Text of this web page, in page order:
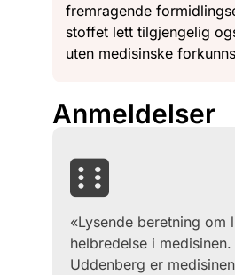
fremragende
stoffet lett tilgjengelig
uten medisinske
Anmeldelser
«Lysende beretning om
helbredelse i
Uddenberg er